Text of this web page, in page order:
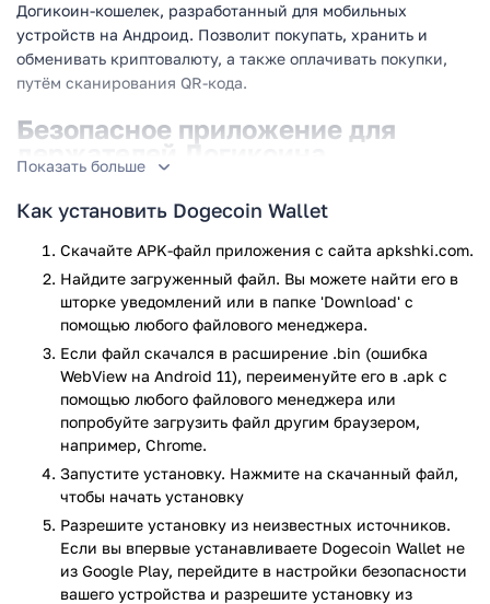
Догикоин-кошелек, разработанный для мобильных
устройств на Андроид. Позволит покупать, хранить и
обменивать криптовалюту, а также оплачивать покупки,
путём сканирования QR-кода.
Безопасное приложение для
держателей Догикоина
момент? Тогда вам наверняка придется по вкусу эта
программа. Здесь, вы можете создать персональный
кошелек для популярной криптовалюты и приобретать
DOGE в любой момент. Здесь, вы можете безопасно
хранить криптовалюту, следить за изменением её курса, а
также совершать мгновенные переводы и оплату по QR-
Обратите внимание! Программа не предназначена для
майнинга. Более того, при получении большого количества
крупных транзакций, которые обычно поступают от пулов,
скорость работы кошелька может быть существенно
снижена.
Какие возможности предлагает эта
программа:
Показать больше
Как установить Dogecoin Wallet
Скачайте APK-файл приложения с сайта apkshki.com.
Найдите загруженный файл. Вы можете найти его в
шторке уведомлений или в папке 'Download' с
помощью любого файлового менеджера.
Если файл скачался в расширение .bin (ошибка
WebView на Android 11), переименуйте его в .apk с
помощью любого файлового менеджера или
попробуйте загрузить файл другим браузером,
например, Chrome.
Запустите установку. Нажмите на скачанный файл,
чтобы начать установку
Разрешите установку из неизвестных источников.
Если вы впервые устанавливаете Dogecoin Wallet не
из Google Play, перейдите в настройки безопасности
вашего устройства и разрешите установку из